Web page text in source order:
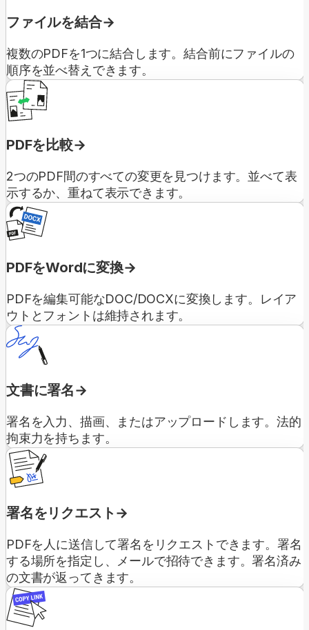
ファイルを結合
複数のPDFを1つに結合します。結合前にファイルの
順序を並べ替えできます。
PDFを比較
2つのPDF間のすべての変更を見つけます。並べて表
示するか、重ねて表示できます。
PDFをWordに変換
PDFを編集可能なDOC/DOCXに変換します。レイア
ウトとフォントは維持されます。
文書に署名
署名を入力、描画、またはアップロードします。法的
拘束力を持ちます。
署名をリクエスト
PDFを人に送信して署名をリクエストできます。署名
する場所を指定し、メールで招待できます。署名済み
の文書が返ってきます。